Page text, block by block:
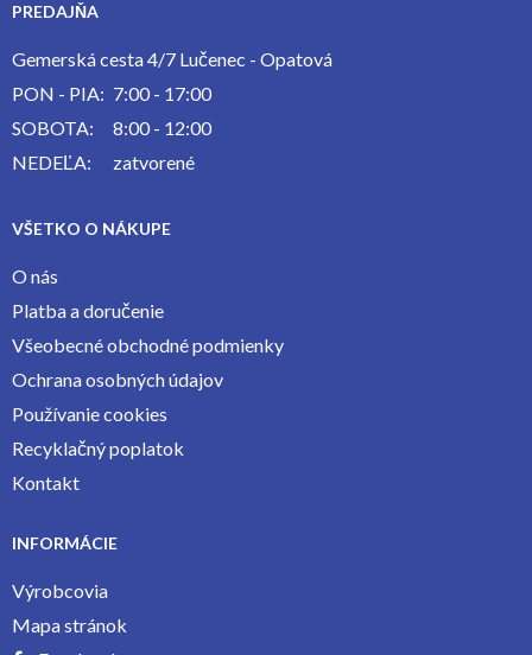
PREDAJŇA
Gemerská cesta 4/7 Lučenec - Opatová
PON - PIA: 7:00 - 17:00
SOBOTA:
8:00 - 12:00
NEDEĽA:
zatvorené
VŠETKO O NÁKUPE
O nás
Platba a doručenie
Všeobecné obchodné podmienky
Ochrana osobných údajov
Používanie cookies
Recyklačný poplatok
Kontakt
INFORMÁCIE
Výrobcovia
Mapa stránok